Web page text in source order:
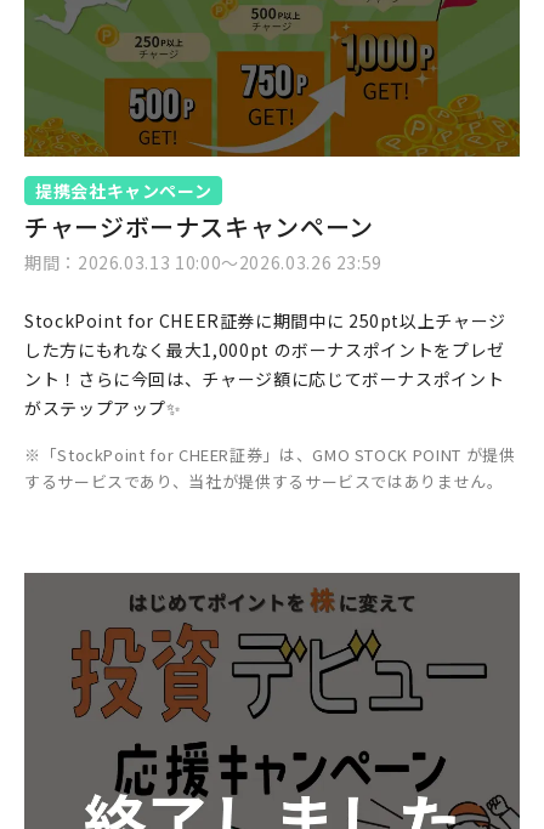
提携会社キャンペーン
チャージボーナスキャンペーン
期間：2026.03.13 10:00〜2026.03.26 23:59
StockPoint for CHEER証券に期間中に 250pt以上チャージ
した方にもれなく最大1,000pt のボーナスポイントをプレゼ
ント！さらに今回は、チャージ額に応じてボーナスポイント
がステップアップ✨
「StockPoint for CHEER証券」は、GMO STOCK POINT が提供
するサービスであり、当社が提供するサービスではありません。